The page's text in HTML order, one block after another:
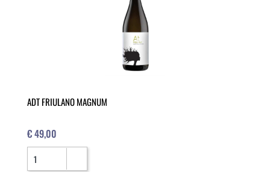
ADT FRIULANO MAGNUM
€ 49,00
Quantità